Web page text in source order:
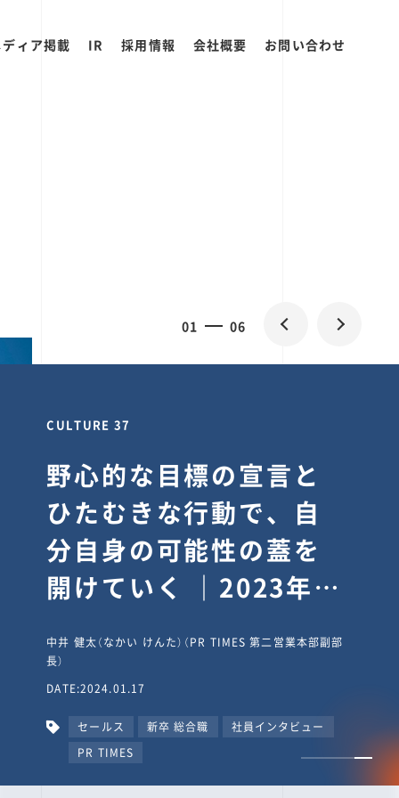
ィア掲載 IR 採用情報 会社概要 お問い合わせ
0 06
CULTURE 30
逆境では自分のスタン
スを変え“予想を裏切
り、期待を超える”【真
輔塾・前編】
山田真輔（やまだ しんすけ）（執行役員 兼 Jooto事業部
長）
DATE:2023.09.08
カルチャー CxO キャリア入社 Jooto